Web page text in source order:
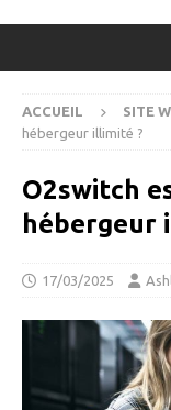
ACCUEIL SITE
hébergeur illimité ?
O2switch
hébergeur
17/03/2025